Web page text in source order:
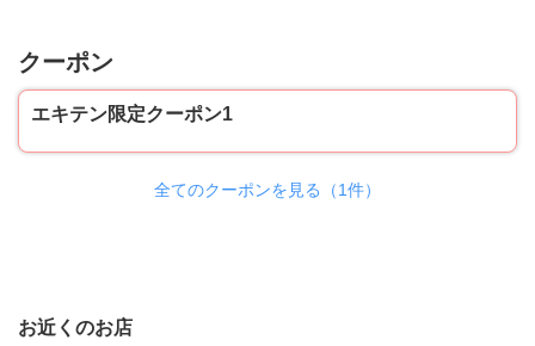
クーポン
エキテン限定クーポン1
全てのクーポンを見る（1件）
お近くのお店